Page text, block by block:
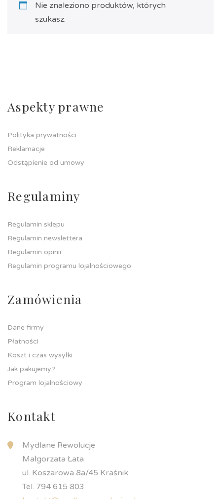
Nie znaleziono produktów, których
szukasz.
Aspekty prawne
Polityka prywatności
Reklamacje
Odstąpienie od umowy
Regulaminy
Regulamin sklepu
Regulamin newslettera
Regulamin opinii
Regulamin programu lojalnościowego
Zamówienia
Dane firmy
Płatności
Koszt i czas wysyłki
Jak pakujemy?
Program lojalnościowy
Kontakt
Mydlane Rewolucje
Małgorzata Łata
ul. Koszarowa 8a/45 Kraśnik
Tel. 794 615 803